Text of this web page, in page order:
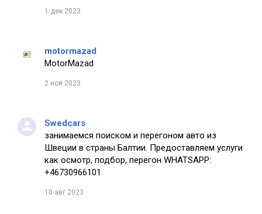
1 дек 2023
motormazad
MotorMazad
2 ноя 2023
Swedcars
занимаемся поиском и перегоном авто из
Швеции в страны Балтии. Предоставляем услуги
как осмотр, подбор, перегон WHATSAPP:
+46730966101
10 авг 2023